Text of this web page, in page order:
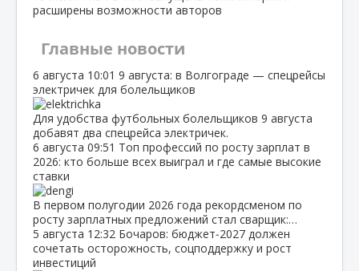
расширены возможности авторов
Главные новости
6 августа 10:01 9 августа: в Волгограде — спецрейсы
электричек для болельщиков
Для удобства футбольных болельщиков 9 августа
добавят два спецрейса электричек.
6 августа 09:51 Топ профессий по росту зарплат в
2026: кто больше всех выиграл и где самые высокие
ставки
В первом полугодии 2026 года рекордсменом по
росту зарплатных предложений стал сварщик:…
5 августа 12:32 Бочаров: бюджет‑2027 должен
сочетать осторожность, соцподдержку и рост
инвестиций